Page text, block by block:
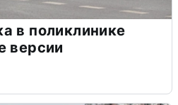
в поликлинике
версии